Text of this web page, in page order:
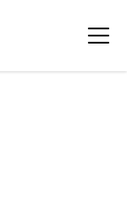
メ